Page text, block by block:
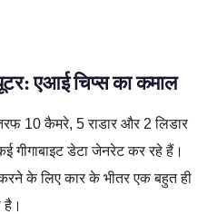
एआई चिप्स का कमाल
10 कैमरे, 5 राडार और 2 लिडार
डेटा जेनरेट कर रहे हैं।
के लिए कार के भीतर एक बहुत ही
है।